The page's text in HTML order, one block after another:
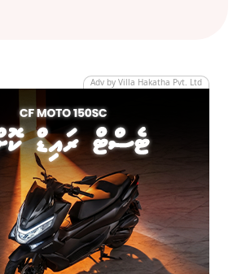
Adv by Villa Hakatha Pvt. Ltd